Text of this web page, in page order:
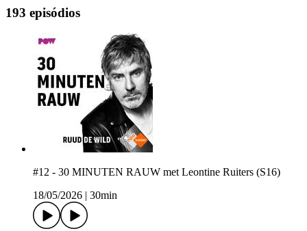
193 episódios
#12 - 30 MINUTEN RAUW met Leontine Ruiters (S16)
18/05/2026
30min